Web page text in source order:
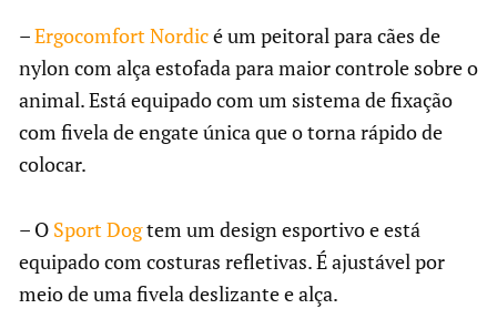
–Ergocomfort Nordicé um peitoral para cães de
nylon com alça estofada para maior controle sobre o
animal. Está equipado com um sistema de fixação
com fivela de engate única que o torna rápido de
colocar.
– O Sport Dogtem um design esportivo e está
equipado com costuras refletivas. É ajustável por
meio de uma fivela deslizante e alça.